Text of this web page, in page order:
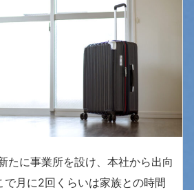
に事業所を設け、本社から出向
で月に2回くらいは家族との時間